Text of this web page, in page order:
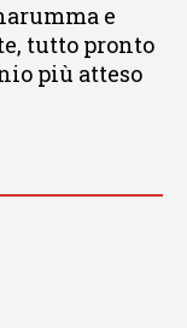
e
tutto pronto
più atteso